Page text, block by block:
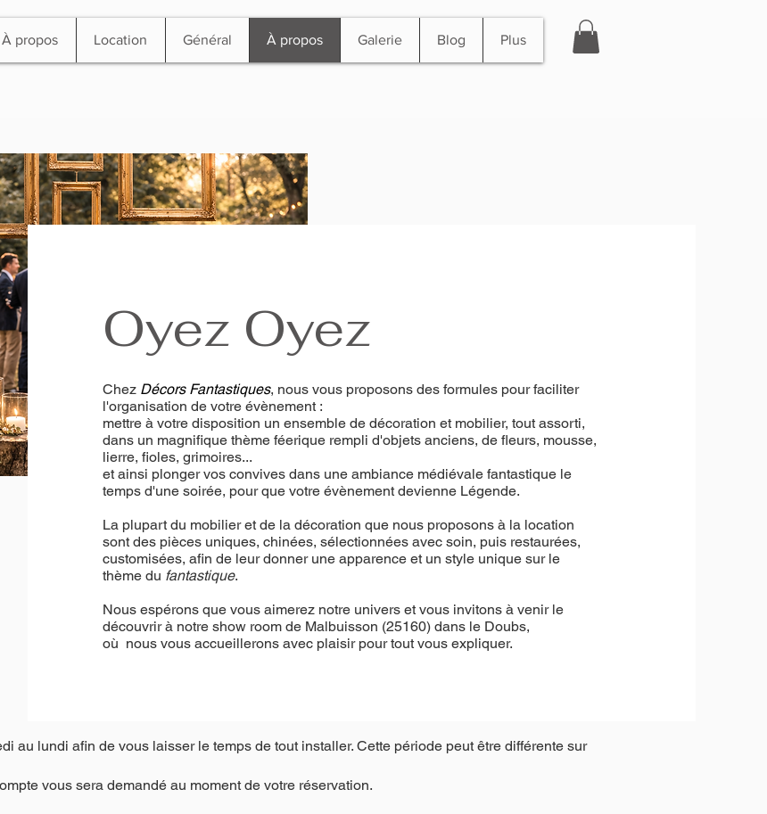
À propos Location Général À propos Galerie Blog Plus
Oyez Oyez
Chez Décors Fantastiques, nous vous proposons des formules pour faciliter
l'organisation de votre évènement :
mettre à votre disposition un ensemble de décoration et mobilier, tout assorti,
dans un magnifique thème féerique rempli d'objets anciens, de fleurs, mousse,
lierre, fioles, grimoires...
et ainsi plonger vos convives dans une ambiance médiévale fantastique le
temps d'une soirée, pour que votre évènement devienne Légende.
La plupart du mobilier et de la décoration que nous proposons à la location
sont des pièces uniques, chinées, sélectionnées avec soin, puis restaurées,
customisées, afin de leur donner une apparence et un style unique sur le
thème du fantastique.
Nous espérons que vous aimerez notre univers et vous invitons à venir le
découvrir à notre show room de Malbuisson (25160) dans le Doubs,
où nous vous accueillerons avec plaisir pour tout vous expliquer.
au lundi afin de vous laisser le temps de tout installer. Cette période peut être différente sur
vous sera demandé au moment de votre réservation.